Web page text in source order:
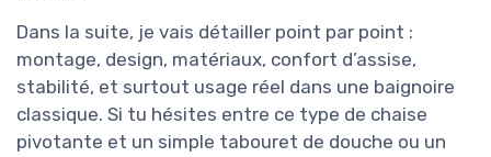
Dans la suite, je vais détailler point par point :
montage, design, matériaux, confort d’assise,
stabilité, et surtout usage réel dans une baignoire
classique. Si tu hésites entre ce type de chaise
pivotante et un simple tabouret de douche ou un